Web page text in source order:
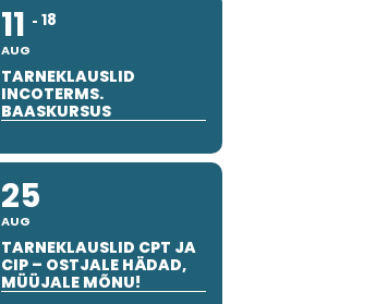
11
AUG
18
TARNEKLAUSLID
INCOTERMS.
BAASKURSUS
25
AUG
TARNEKLAUSLID CPT JA
CIP – OSTJALE HÄDAD,
MÜÜJALE MÕNU!